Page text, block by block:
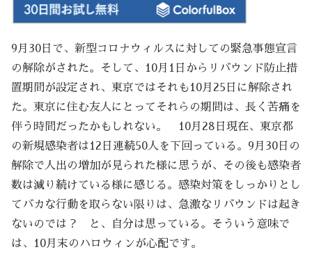
9月30日で、新型コロナウィルスに対しての緊急事態宣言
の解除がされた。そして、10月1日からリバウンド防止措
置期間が設定され、東京ではそれも10月25日に解除され
た。東京に住む友人にとってそれらの期間は、長く苦痛を
伴う時間だったかもしれない。 10月28日現在、東京都
の新規感染者は12日連続50人を下回っている。9月30日の
解除で人出の増加が見られた様に思うが、その後も感染者
数は減り続けている様に感じる。感染対策をしっかりとし
てバカな行動を取らない限りは、急激なリバウンドは起き
ないのでは？ と、自分は思っている。そういう意味で
は、10月末のハロウィンが心配です。